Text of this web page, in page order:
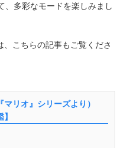
、多彩なモードを楽しみまし
、こちらの記事もご覧くださ
マリオ』シリーズより）